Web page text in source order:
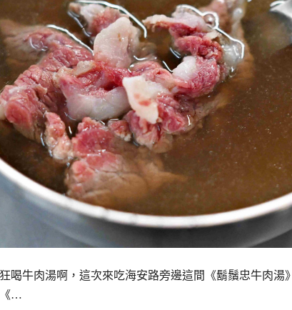
喝牛肉湯啊，這次來吃海安路旁邊這間《鬍鬚忠牛肉湯
《…